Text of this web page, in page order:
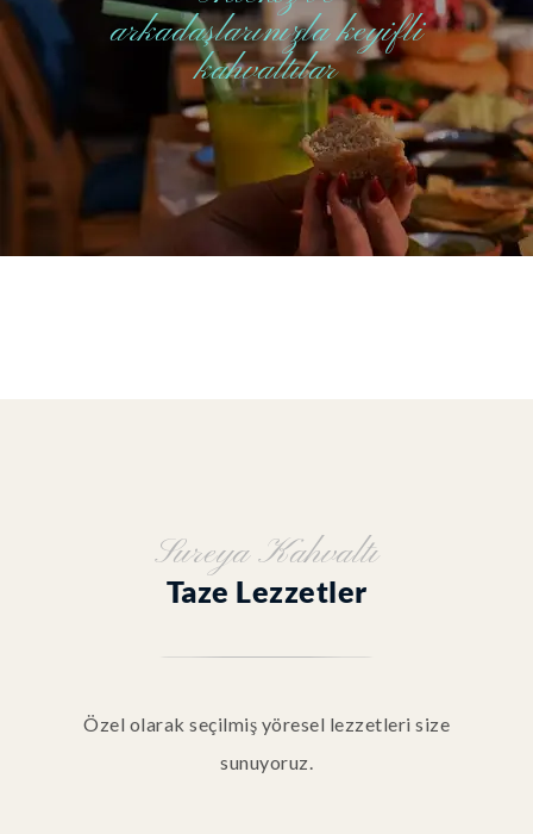
arkadaşlarınızla keyifli
kahvaltılar
Sureya Kahvaltı
Taze Lezzetler
Özel olarak seçilmiş yöresel lezzetleri size
sunuyoruz.